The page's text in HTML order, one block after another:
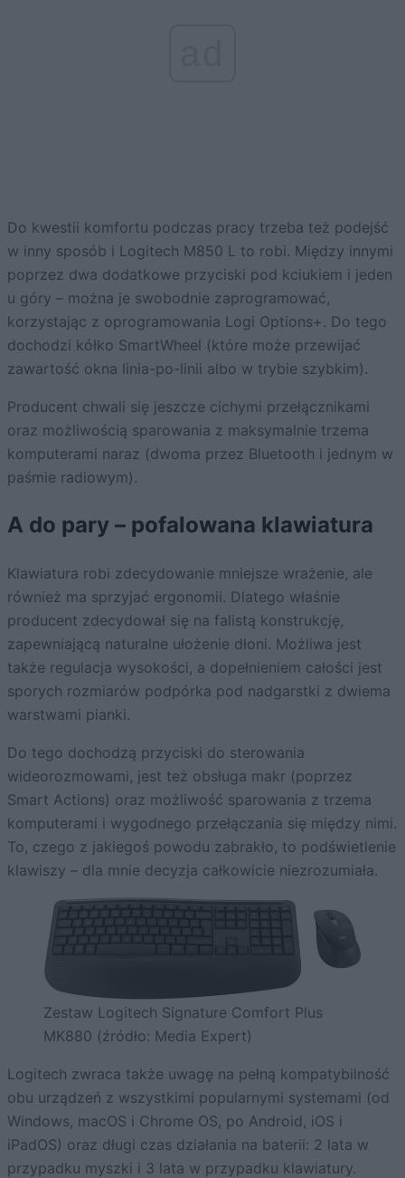
Do kwestii komfortu podczas pracy trzeba też podejść
w inny sposób i Logitech M850 L to robi. Między innymi
poprzez dwa dodatkowe przyciski pod kciukiem i jeden
u góry – można je swobodnie zaprogramować,
korzystając z oprogramowania Logi Options+. Do tego
dochodzi kółko SmartWheel (które może przewijać
zawartość okna linia-po-linii albo w trybie szybkim).
Producent chwali się jeszcze cichymi przełącznikami
oraz możliwością sparowania z maksymalnie trzema
komputerami naraz (dwoma przez Bluetooth i jednym w
paśmie radiowym).
A do pary – pofalowana klawiatura
Klawiatura robi zdecydowanie mniejsze wrażenie, ale
również ma sprzyjać ergonomii. Dlatego właśnie
producent zdecydował się na falistą konstrukcję,
zapewniającą naturalne ułożenie dłoni. Możliwa jest
także regulacja wysokości, a dopełnieniem całości jest
sporych rozmiarów podpórka pod nadgarstki z dwiema
warstwami pianki.
Do tego dochodzą przyciski do sterowania
wideorozmowami, jest też obsługa makr (poprzez
Smart Actions) oraz możliwość sparowania z trzema
komputerami i wygodnego przełączania się między nimi.
To, czego z jakiegoś powodu zabrakło, to podświetlenie
klawiszy – dla mnie decyzja całkowicie niezrozumiała.
Zestaw Logitech Signature Comfort Plus
MK880 (źródło: Media Expert)
Logitech zwraca także uwagę na pełną kompatybilność
obu urządzeń z wszystkimi popularnymi systemami (od
Windows, macOS i Chrome OS, po Android, iOS i
iPadOS) oraz długi czas działania na baterii: 2 lata w
przypadku myszki i 3 lata w przypadku klawiatury.